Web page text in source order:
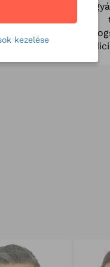
radiológia
láthatatlan
magzati
kezelése